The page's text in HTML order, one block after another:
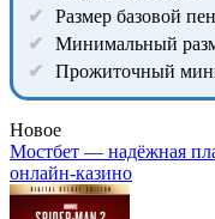
Размер базовой
Минимальный
Прожиточный
Новое
Мостбет — надёжная
онлайн-казино